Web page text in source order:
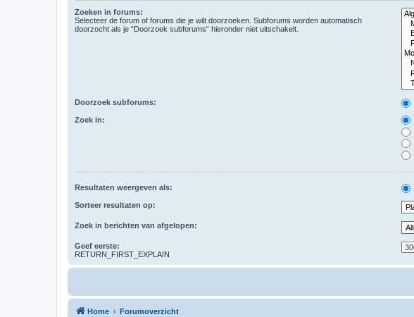
Zoeken in forums:
Selecteer de forum of forums die je wilt doorzoeken. Subforums worden automatisch
doorzocht als je “Doorzoek subforums“ hieronder niet uitschakelt.
Doorzoek subforums:
Zoek in:
Resultaten weergeven als:
Sorteer resultaten op:
Zoek in berichten van afgelopen:
Geef eerste:
RETURN_FIRST_EXPLAIN
Home Forumoverzicht